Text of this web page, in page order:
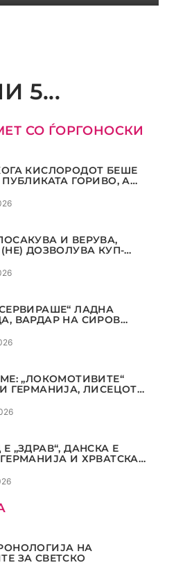
5...
СО ЃОРГОНОСКИ
КИСЛОРОДОТ БЕШЕ
ПУБЛИКАТА ГОРИВО, А
И ВЕРУВА,
ДОЗВОЛУВА КУП-
ЛАДНА
ВАРДАР НА СИРОВ
„ЛОКОМОТИВИТЕ“
ГЕРМАНИЈА, ЛИСЕЦОТ
„ЗДРАВ“, ДАНСКА Е
И ХРВАТСКА
НА
ЗА СВЕТСКО